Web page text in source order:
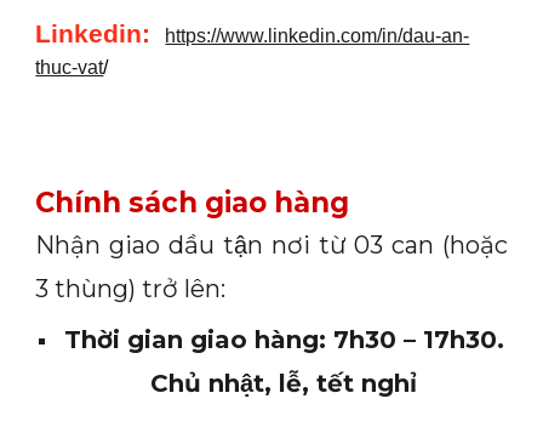
Linkedin:
https://www.linkedin.com/in/dau-an-
thuc-vat/
Chính sách giao hàng
Nhận giao dầu tận nơi từ 03 can (hoặc
3 thùng) trở lên:
Thời gian giao hàng: 7h30 – 17h30.
Chủ nhật, lễ, tết nghỉ